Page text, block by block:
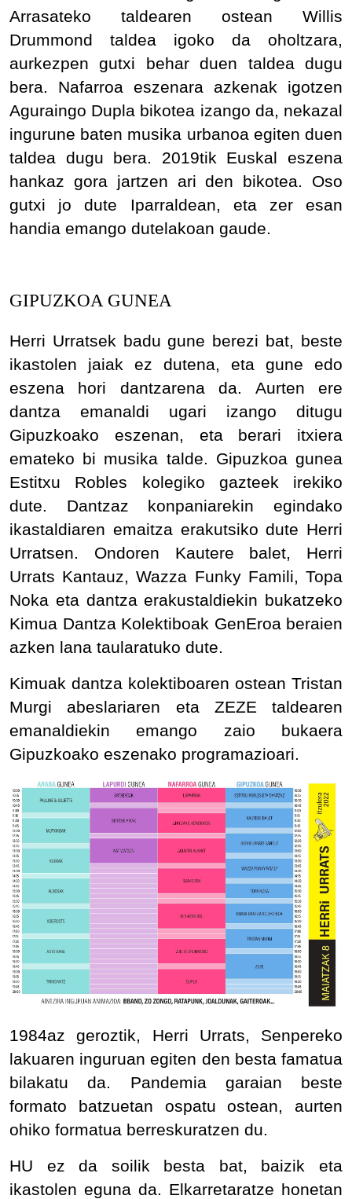
Arrasateko taldearen ostean Willis
Drummond taldea igoko da oholtzara,
aurkezpen gutxi behar duen taldea dugu
bera. Nafarroa eszenara azkenak igotzen
Aguraingo Dupla bikotea izango da, nekazal
ingurune baten musika urbanoa egiten duen
taldea dugu bera. 2019tik Euskal eszena
hankaz gora jartzen ari den bikotea. Oso
gutxi jo dute Iparraldean, eta zer esan
handia emango dutelakoan gaude.
GIPUZKOA GUNEA
Herri Urratsek badu gune berezi bat, beste
ikastolen jaiak ez dutena, eta gune edo
eszena hori dantzarena da. Aurten ere
dantza emanaldi ugari izango ditugu
Gipuzkoako eszenan, eta berari itxiera
emateko bi musika talde. Gipuzkoa gunea
Estitxu Robles kolegiko gazteek irekiko
dute. Dantzaz konpaniarekin egindako
ikastaldiaren emaitza erakutsiko dute Herri
Urratsen. Ondoren Kautere balet, Herri
Urrats Kantauz, Wazza Funky Famili, Topa
Noka eta dantza erakustaldiekin bukatzeko
Kimua Dantza Kolektiboak GenEroa beraien
azken lana taularatuko dute.
Kimuak dantza kolektiboaren ostean Tristan
Murgi abeslariaren eta ZEZE taldearen
emanaldiekin emango zaio bukaera
Gipuzkoako eszenako programazioari.
1984az geroztik, Herri Urrats, Senpereko
lakuaren inguruan egiten den besta famatua
bilakatu da. Pandemia garaian beste
formato batzuetan ospatu ostean, aurten
ohiko formatua berreskuratzen du.
HU ez da soilik besta bat, baizik eta
ikastolen eguna da. Elkarretaratze honetan